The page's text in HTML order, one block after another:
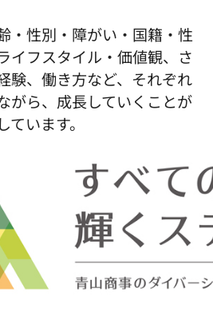
・性別・障がい・国籍・性
イフスタイル・価値観、さ
験、働き方など、それぞれ
がら、成長していくことが
います。